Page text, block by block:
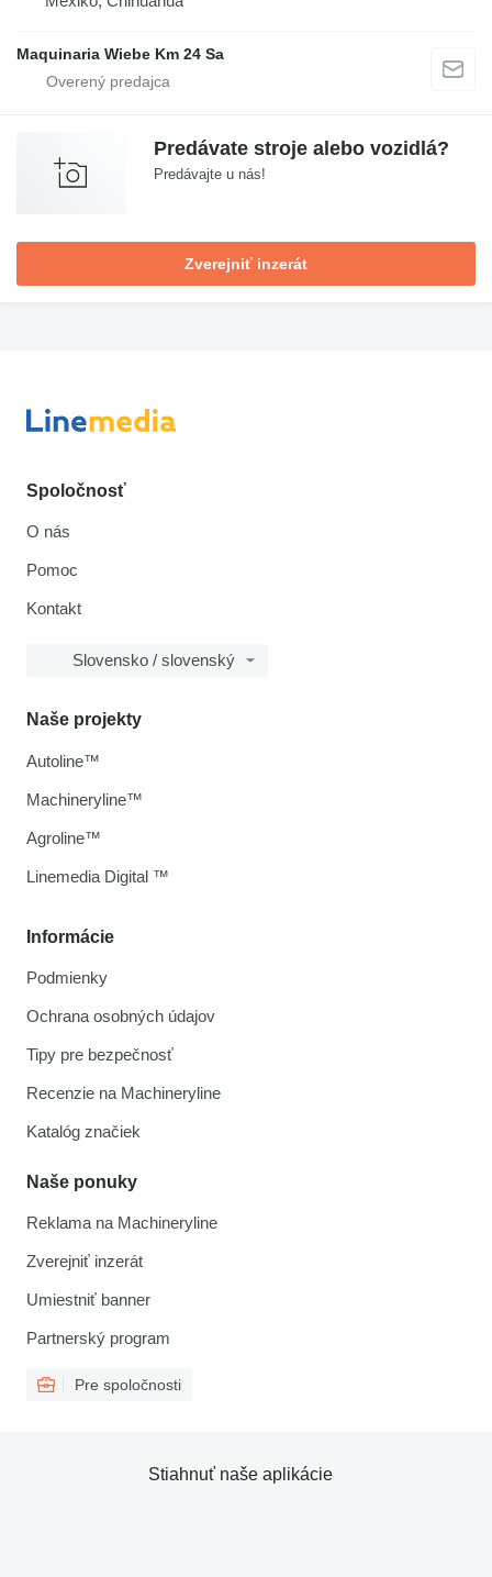
Maquinaria Wiebe Km 24 Sa
Predávate stroje alebo vozidlá?
Predávajte u nás!
Zverejniť inzerát
Spoločnosť
O nás
Pomoc
Kontakt
Slovensko / slovenský
Informácie
Podmienky
Ochrana osobných údajov
Tipy pre bezpečnosť
Recenzie na Machineryline
Katalóg značiek
Naše ponuky
Reklama na Machineryline
Zverejniť inzerát
Umiestniť banner
Partnerský program
Pre spoločnosti
Naše projekty
Autoline™
Machineryline™
Agroline™
Linemedia Digital ™
Stiahnuť naše aplikácie